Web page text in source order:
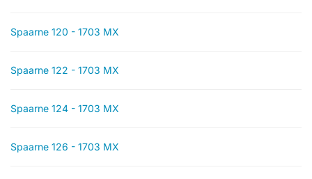
Spaarne 120 - 1703 MX
Spaarne 122 - 1703 MX
Spaarne 124 - 1703 MX
Spaarne 126 - 1703 MX